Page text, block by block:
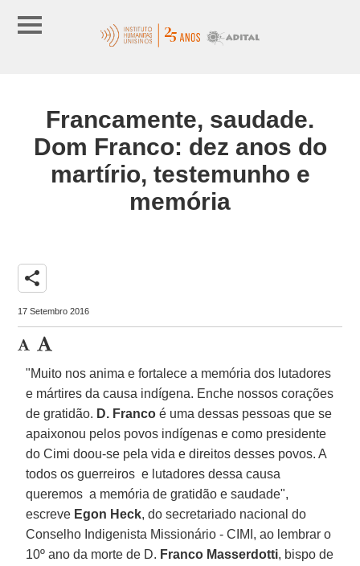
Francamente, saudade.
Dom Franco: dez anos do
martírio, testemunho e
memória
share
17 Setembro 2016
"Muito nos anima e fortalece a memória dos lutadores
e mártires da causa indígena. Enche nossos corações
de gratidão. D. Franco é uma dessas pessoas que se
apaixonou pelos povos indígenas e como presidente
do Cimi doou-se pela vida e direitos desses povos. A
todos os guerreiros e lutadores dessa causa
queremos a memória de gratidão e saudade",
escreve Egon Heck, do secretariado nacional do
Conselho Indigenista Missionário - CIMI, ao lembrar o
10º ano da morte de D. Franco Masserdotti, bispo de